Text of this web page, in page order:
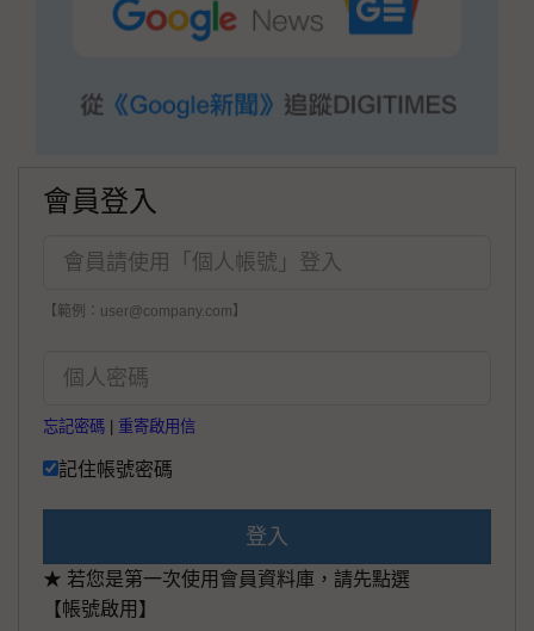
會員登入
【範例：user@company.com】
忘記密碼 重寄啟用信
記住帳號密碼
登入
★ 若您是第一次使用會員資料庫，請先點選
【帳號啟用】